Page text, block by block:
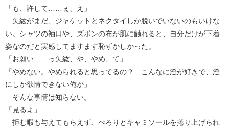
「も、許して……ぇ、え」
矢紘がまだ、ジャケットとネクタイしか脱いでいないのもいけな
い。シャツの袖口や、ズボンの布が肌に触れると、自分だけが下着
姿なのだと実感してますます恥ずかしかった。
「お願い……っ矢紘、や、やめ、て」
「やめない。やめられると思ってるの？ こんなに澄が好きで、澄
にしか欲情できない俺が」
そんな事情は知らない。
「見るよ」
拒む暇も与えてもらえず、ぺろりとキャミソールを捲り上げられ